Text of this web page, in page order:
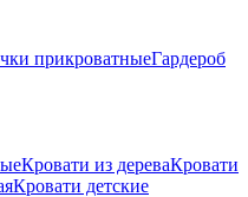
прикроватныеГардероб
Кровати из дереваКровати
Кровати детские